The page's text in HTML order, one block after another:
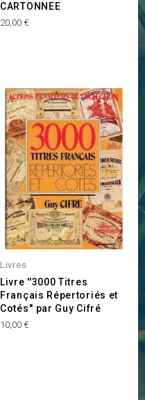
CARTONNEE
Prix
20,00 €
Livres
Livre ''3000 Titres
Français Répertoriés et
Cotés'' par Guy Cifré
Prix
10,00 €